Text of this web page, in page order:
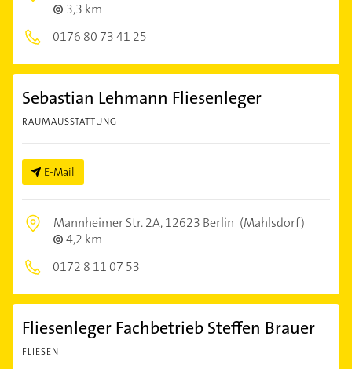
3,3 km
0176 80 73 41 25
Sebastian Lehmann Fliesenleger
RAUMAUSSTATTUNG
E-Mail
Mannheimer Str. 2A,12623 Berlin (Mahlsdorf)
4,2 km
0172 8 11 07 53
Fliesenleger Fachbetrieb Steffen Brauer
FLIESEN